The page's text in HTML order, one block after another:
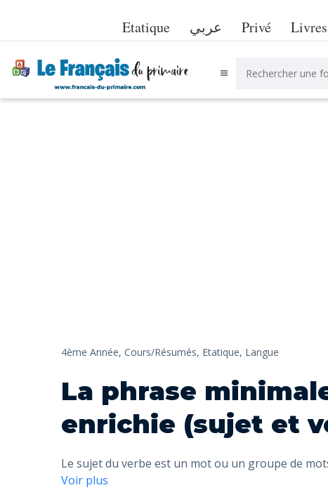
Etatique عربي Privé Livres
4ème Année, Cours/Résumés, Etatique, Langue
La phrase
enrichie (sujet et
Le sujet du verbe est un mot ou un groupe de
Voir plus